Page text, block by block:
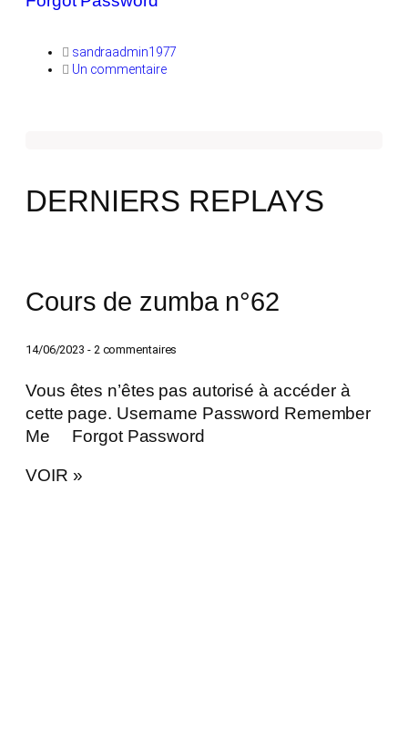
sandraadmin1977
Un commentaire
DERNIERS REPLAYS
Cours de zumba n°62
14/06/2023 2 commentaires
Vous êtes n’êtes pas autorisé à accéder à
cette page. Username Password Remember
Me Forgot Password
VOIR »